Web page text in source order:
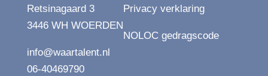
Retsinagaard 3
3446 WH WOERDEN
info@waartalent.nl
06-40469790
Privacy verklaring
NOLOC gedragscode